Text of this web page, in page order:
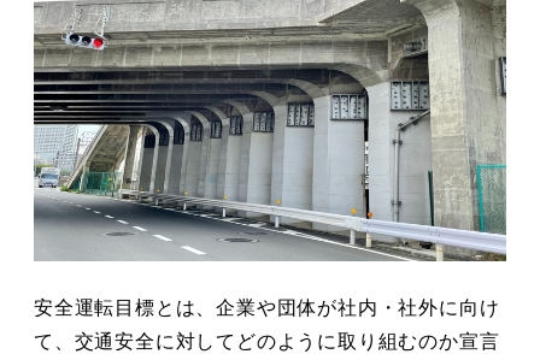
安全運転目標とは、企業や団体が社内・社外に向け
て、交通安全に対してどのように取り組むのか宣言